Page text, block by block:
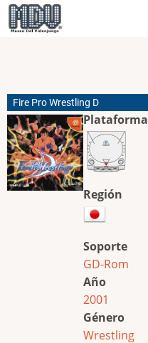
Pasar
al
Fire Pro Wrestling D
Plataforma
Región
Soporte
GD-Rom
Año
2001
Género
Wrestling